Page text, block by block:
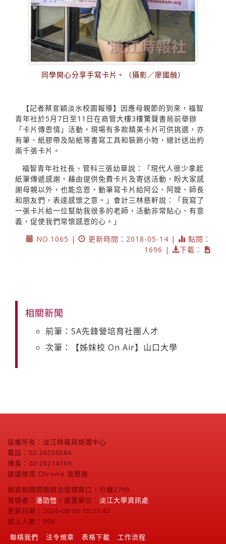
同學開心分享手寫卡片。（攝影／廖國融）
【記者蔡宣穎淡水校園報導】因應母親節的到來，福智
青年社於5月7日至11日在商管大樓3樓驚聲書局前舉辦
「卡片傳恩情」活動，現場有多款精美卡片可供挑選，亦
有筆、紙膠帶及貼紙等書寫工具和裝飾小物，總計送出約
兩千張卡片。
福智青年社社長、管科三張幼華說：「現代人很少拿起
紙筆傳遞感謝，藉由提供免費卡片及寄送活動，盼大家感
謝母親以外，也能念恩，動筆寫卡片給阿公、阿嬤、師長
和朋友們，表達感懷之意。」會計三林慈軒說：「我寫了
一張卡片給一位幫助我很多的老師，活動非常貼心、有意
義，促使我們常懷感恩的心。」
NO.1065 |
更新時間：2018-05-14 |
點閱：
1696 |
下載：
相關新聞
前筆：5A先鋒營培育社團人才
次筆：【姊妹校 On Air】山口大學
版權所有：淡江時報與媒體中心
電話：02-26250584
傳真：02-26214169
建議使用 Chrome 瀏覽器
個資相關問題請洽受理窗口，分機2799
管理者： 潘劭愷 / 建置單位： 淡江大學資訊處
更新日期：2026-08-06 10:21:43
線上人數：898
聯絡我們
法令規章 表格下載
工作流程